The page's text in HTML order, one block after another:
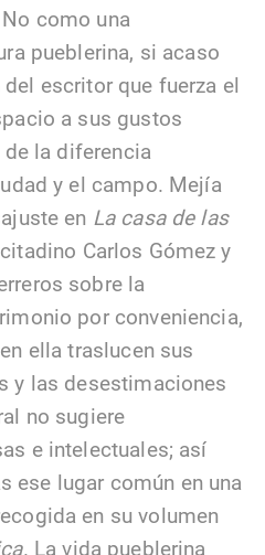
como una
pueblerina, si acaso
escritor que fuerza el
a sus gustos
la diferencia
y el campo. Mejía
en La casa de las
Carlos Gómez y
sobre la
por conveniencia,
ella traslucen sus
y las desestimaciones
no sugiere
e intelectuales; así
ese lugar común en una
en su volumen
. La vida pueblerina